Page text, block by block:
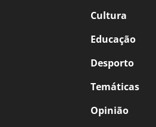
Cultura
Educação
Desporto
Temáticas
Opinião